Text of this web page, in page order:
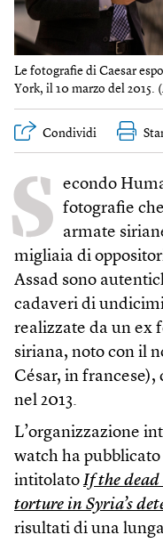
Le fotografie di Caesar
York, il 10 marzo del 2015. (
Condividi
S econdo
fotografie
armate
migliaia di
Assad sono
cadaveri di
realizzate da un ex
siriana, noto con il
César, in francese),
nel 2013.
L’organizzazione
watch ha
intitolato If the dead
torture in Syria’s
risultati di una